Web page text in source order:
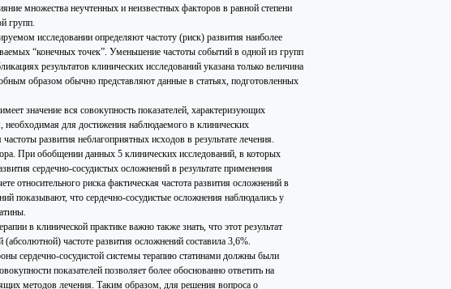
множества неучтенных и неизвестных факторов в равной степени
групп.
исследовании определяют частоту (риск) развития наиболее
“конечных точек”. Уменьшение частоты событий в одной из групп
результатов клинических исследований указана только величина
образом обычно представляют данные в статьях, подготовленных
значение вся совокупность показателей, характеризующих
для достижения наблюдаемого в клинических
развития неблагоприятных исходов в результате лечения.
При обобщении данных 5 клинических исследований, в которых
сердечно-сосудистых осложнений в результате применения
относительного риска фактическая частота развития осложнений в
показывают, что сердечно-сосудистые осложнения наблюдались у
в клинической практике важно также знать, что этот результат
частоте развития осложнений составила 3,6%.
сердечно-сосудистой системы терапию статинами должны были
показателей позволяет более обоснованно ответить на
методов лечения. Таким образом, для решения вопроса о